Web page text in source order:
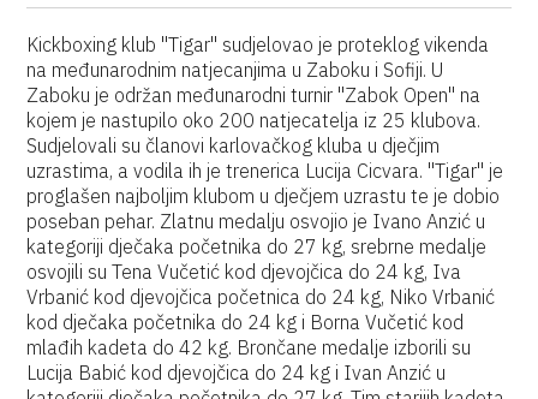
Kickboxing klub "Tigar" sudjelovao je proteklog vikenda
na međunarodnim natjecanjima u Zaboku i Sofiji. U
Zaboku je održan međunarodni turnir "Zabok Open" na
kojem je nastupilo oko 200 natjecatelja iz 25 klubova.
Sudjelovali su članovi karlovačkog kluba u dječjim
uzrastima, a vodila ih je trenerica Lucija Cicvara. "Tigar" je
proglašen najboljim klubom u dječjem uzrastu te je dobio
poseban pehar. Zlatnu medalju osvojio je Ivano Anzić u
kategoriji dječaka početnika do 27 kg, srebrne medalje
osvojili su Tena Vučetić kod djevojčica do 24 kg, Iva
Vrbanić kod djevojčica početnica do 24 kg, Niko Vrbanić
kod dječaka početnika do 24 kg i Borna Vučetić kod
mlađih kadeta do 42 kg. Brončane medalje izborili su
Lucija Babić kod djevojčica do 24 kg i Ivan Anzić u